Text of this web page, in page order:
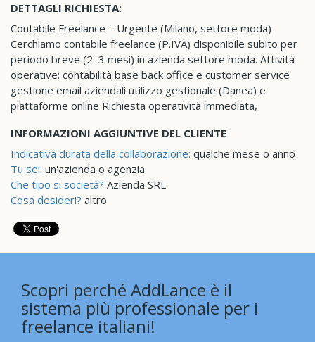
DETTAGLI RICHIESTA:
Contabile Freelance – Urgente (Milano, settore moda)
Cerchiamo contabile freelance (P.IVA) disponibile subito per
periodo breve (2–3 mesi) in azienda settore moda. Attività
operative: contabilità base back office e customer service
gestione email aziendali utilizzo gestionale (Danea) e
piattaforme online Richiesta operatività immediata,
INFORMAZIONI AGGIUNTIVE DEL CLIENTE
Indicativa durata della collaborazione: qualche mese o anno
Tu sei: un'azienda o agenzia
Che tipo si società? Azienda SRL
Cosa desideri? altro
Scopri perché AddLance è il
sistema più professionale per i
freelance italiani!